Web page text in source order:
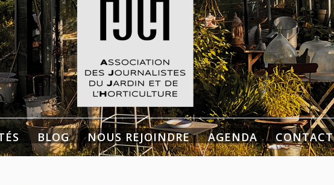
du Jardin et de
BLOG NOUS REJOINDRE AGENDA CONTACT